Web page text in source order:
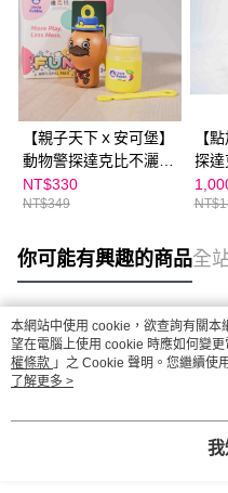
【親子天下ｘ安可堡】
動物警探達克比不灑泡
泡瓶
NT$330
NT$349
【
探達
選)
你可能有興趣的商品全
熱門標籤
本網站中使用 cookie，欲查詢有關
望在電腦上使用 cookie 時應如何變
權條款 」之 Cookie 聲明。您繼續使
用條款之 Cookie 聲明使用 cookie。
了解更多 >
我